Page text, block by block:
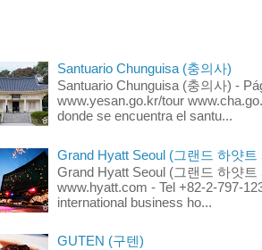
Santuario Chunguisa (충의사)
Santuario Chunguisa (충의사) -
www.yesan.go.kr/tour
donde se encuentra el santu...
Grand Hyatt Seoul (그랜드 하얏트
Grand Hyatt Seoul (그랜드 하얏트
www.hyatt.com - Tel +82-2-797-
international business ho...
GUTEN (구텐)